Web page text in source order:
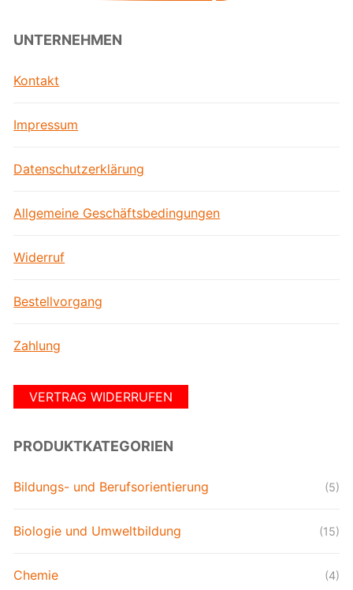
UNTERNEHMEN
Kontakt
Impressum
Datenschutzerklärung
Allgemeine Geschäftsbedingungen
Widerruf
Bestellvorgang
Zahlung
VERTRAG WIDERRUFEN
PRODUKTKATEGORIEN
Bildungs- und Berufsorientierung (5)
Biologie und Umweltbildung (15)
Chemie (4)